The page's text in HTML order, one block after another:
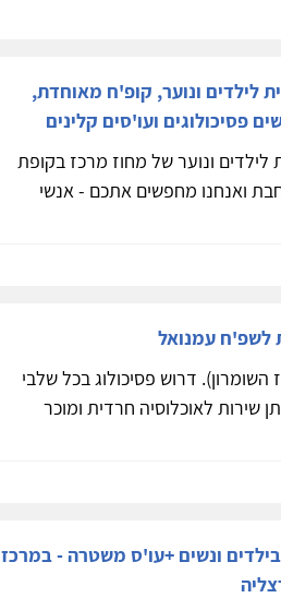
לילדים ונוער, קופ'ח מאוחדת,
פסיכולוגים ועו'סים קלינים
ונוער של מחוז מרכז בקופת
ואנחנו מחפשים אתכם - אנשי
לשפ'ח עמנואל
דרוש פסיכולוג בכל שלבי
שירות לאוכלוסיה חרדית ומוכר
ונשים +עו'ס משטרה - במרכז